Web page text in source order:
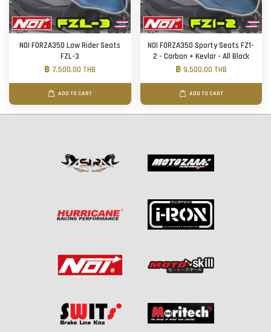
NOI FORZA350 Low Rider Seats
FZL-3
฿ 7,500.00 THB
ADD TO CART
NOI FORZA350 Sporty Seats FZ1-
2 - Carbon + Kevlar - All Black
฿ 9,500.00 THB
ADD TO CART